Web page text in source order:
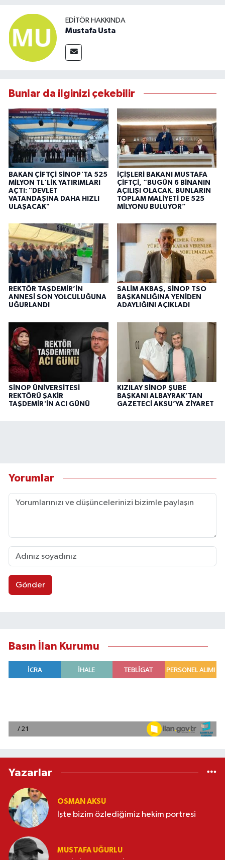
EDITÖR HAKKINDA
Mustafa Usta
Bunlar da ilginizi çekebilir
BAKAN ÇİFTÇİ SİNOP'TA 525
MİLYON TL'LİK YATIRIMLARI
AÇTI: "DEVLET
VATANDAŞINA DAHA HIZLI
ULAŞACAK"
İÇİŞLERİ BAKANI MUSTAFA
ÇİFTÇİ, “BUGÜN 6 BİNANIN
AÇILIŞI OLACAK. BUNLARIN
TOPLAM MALİYETİ DE 525
MİLYONU BULUYOR”
REKTÖR TAŞDEMİR’İN
ANNESİ SON YOLCULUĞUNA
UĞURLANDI
SALİM AKBAŞ, SİNOP TSO
BAŞKANLIĞINA YENİDEN
ADAYLIĞINI AÇIKLADI
SİNOP ÜNİVERSİTESİ
REKTÖRÜ ŞAKİR
TAŞDEMİR'İN ACI GÜNÜ
KIZILAY SİNOP ŞUBE
BAŞKANI ALBAYRAK’TAN
GAZETECİ AKSU’YA ZİYARET
Yorumlar
Gönder
Basın İlan Kurumu
Yazarlar
OSMAN AKSU
İşte bizim özlediğimiz hekim portresi
MUSTAFA UĞURLU